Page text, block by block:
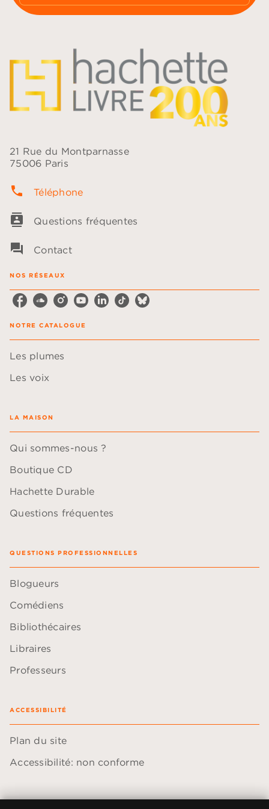
21 Rue du Montparnasse
75006 Paris
phone Téléphone
contacts Questions fréquentes
question_answer Contact
NOS RÉSEAUX
NOTRE CATALOGUE
Les plumes
Les voix
LA MAISON
Qui sommes-nous ?
Boutique CD
Hachette Durable
Questions fréquentes
QUESTIONS PROFESSIONNELLES
Blogueurs
Comédiens
Bibliothécaires
Libraires
Professeurs
ACCESSIBILITÉ
Plan du site
Accessibilité: non conforme